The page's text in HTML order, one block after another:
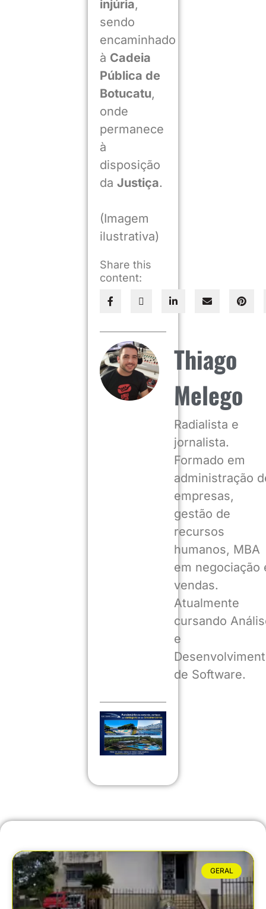
injúria,
sendo
encaminhado
à Cadeia
Pública de
Botucatu,
onde
permanece
à
disposição
da Justiça.
(Imagem
ilustrativa)
Share this
content:
Thiago
Melego
Radialista e
jornalista.
Formado em
administração
empresas,
gestão de
recursos
humanos, MBA
em negociação
vendas.
Atualmente
cursando
e
de Software.
GERAL